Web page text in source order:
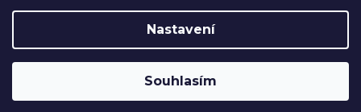
Nastavení
Souhlasím
Vytvořil Shoptet| NakódovalShopcode
Copyright 2026Tapety Metro Florenc. Všechna práva
vyhrazena.
Odstoupit od smlouvy